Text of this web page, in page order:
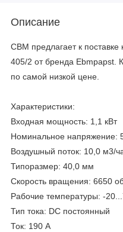
Описание
CBM предлагает к
405/2 от бренда Ebmpapst.
по самой низкой цене.
Характеристики:
Входная мощность: 1,1 кВт
Номинальное напряжение:
Воздушный поток: 10,0 м3/
Типоразмер: 40,0 мм
Скорость вращения: 6650
Рабочие температуры: -
Тип тока: DC постоянный
Ток: 190 A